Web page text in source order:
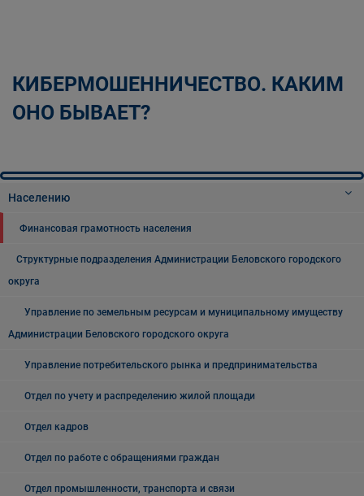
КИБЕРМОШЕННИЧЕСТВО. КАКИМ
ОНО БЫВАЕТ?
Населению
Финансовая грамотность населения
Структурные подразделения Администрации Беловского городского
округа
Управление по земельным ресурсам и муниципальному имуществу
Администрации Беловского городского округа
Управление потребительского рынка и предпринимательства
Отдел по учету и распределению жилой площади
Отдел кадров
Отдел по работе с обращениями граждан
Отдел промышленности, транспорта и связи